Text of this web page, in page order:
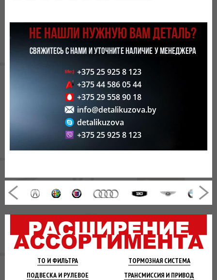
ТО И ФИЛЬТРА ТОРМОЗНАЯСИСТЕМА
ПОДВЕСКА И РУЛЕВОЕ ТРАНСМИССИЯ И ПРИВОД
НЕ НАШЛИ НУЖНУЮ ВАМ ДЕТАЛЬ?
СВЯЖИТЕСЬ С НАМИ И УТОЧНИТЕ НАЛИЧИЕ У МЕНЕДЖЕРА
+375 25 925 8 123
+375 44 586 05 44
+375 29 558 90 18
info@detalikuzova.by
detalikuzova
+375 25 925 8 123